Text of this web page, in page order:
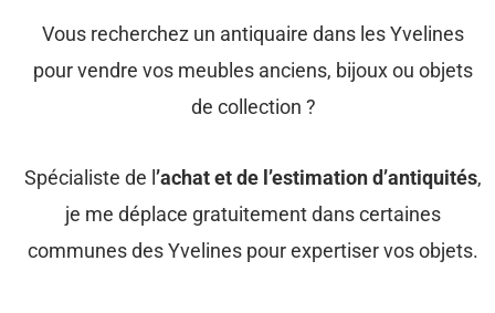
Vous recherchez un antiquaire dans les Yvelines
pour vendre vos meubles anciens, bijoux ou objets
de collection ?
Spécialiste de l ’achat et de l’estimation d’antiquités,
je me déplace gratuitement dans certaines
communes des Yvelines pour expertiser vos objets.